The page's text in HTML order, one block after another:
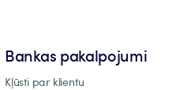
Bankas pakalpojumi
Kļūsti par klientu